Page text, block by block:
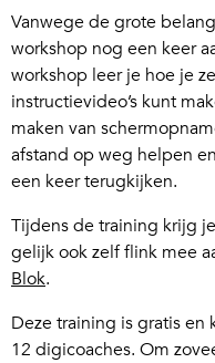
Vanwege de grote
workshop nog een keer
workshop leer je hoe je
instructievideo’s kunt
maken van
afstand op weg helpen
een keer terugkijken.
Tijdens de training krijg
gelijk ook zelf flink mee
Blok.
Deze training is gratis
12 digicoaches. Om